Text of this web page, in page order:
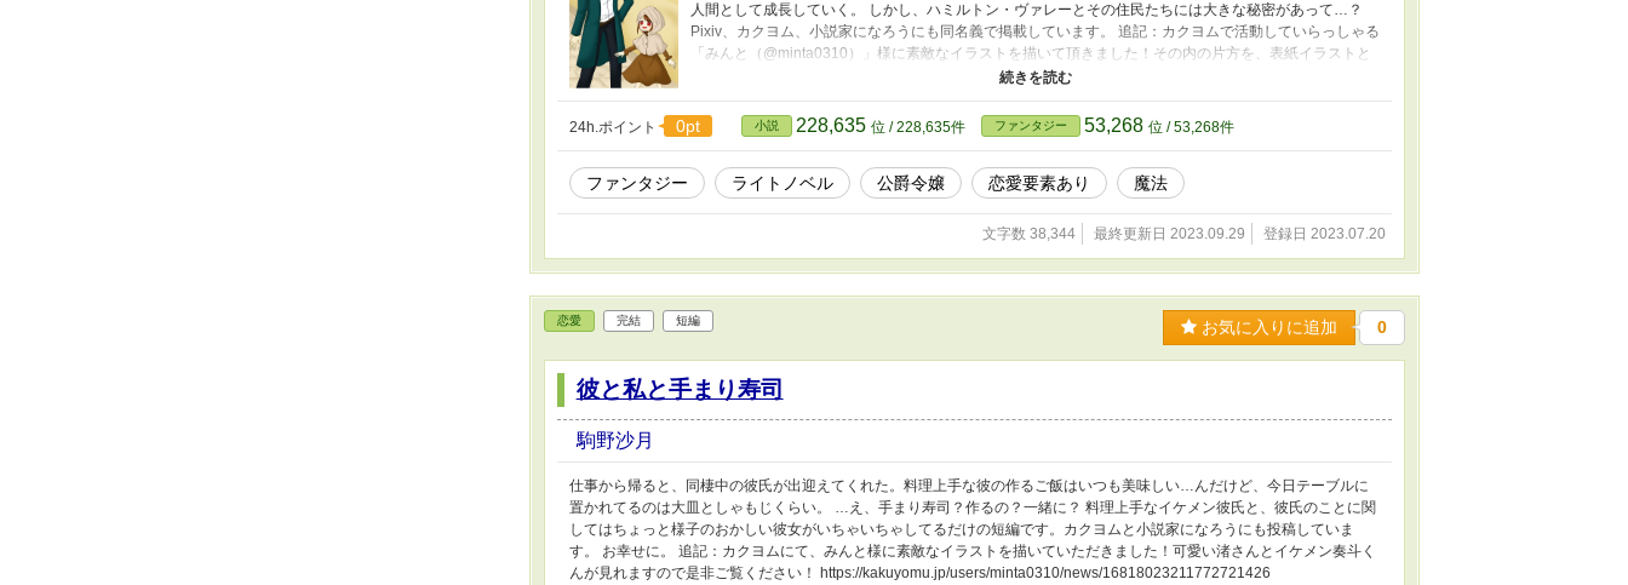
人間として成長していく。 しかし、ハミルトン・ヴァレーとその住民たちには大きな秘密があって…？
Pixiv、カクヨム、小説家になろうにも同名義で掲載しています。 追記：カクヨムで活動していらっしゃる
「みんと（@minta0310）」様に素敵なイラストを描いて頂きました！その内の片方を、表紙イラストと
→https://kakuyomu.jp/users/Satsuki_Komano/news/16817330661250180812 2023/12/22追記：一時的に
連載を休止いたします（再開時期未定）。 楽しみにしてくださっていた皆様、大変申し訳ございませ
ん。
24h.ポイント 0pt 小説 228,635 位 / 228,635件 ファンタジー 53,268 位 / 53,268件
ファンタジー ライトノベル 公爵令嬢 恋愛要素あり 魔法
文字数 38,344 最終更新日 2023.09.29 登録日 2023.07.20
恋愛 完結 短編 お気に入りに追加 0
彼と私と手まり寿司
駒野沙月
仕事から帰ると、同棲中の彼氏が出迎えてくれた。料理上手な彼の作るご飯はいつも美味しい…んだけど、今日テーブルに
置かれてるのは大皿としゃもじくらい。 …え、手まり寿司？作るの？一緒に？ 料理上手なイケメン彼氏と、彼氏のことに関
してはちょっと様子のおかしい彼女がいちゃいちゃしてるだけの短編です。カクヨムと小説家になろうにも投稿していま
す。 お幸せに。 追記：カクヨムにて、みんと様に素敵なイラストを描いていただきました！可愛い渚さんとイケメン奏斗く
んが見れますので是非ご覧ください！ https://kakuyomu.jp/users/minta0310/news/16818023211772721426